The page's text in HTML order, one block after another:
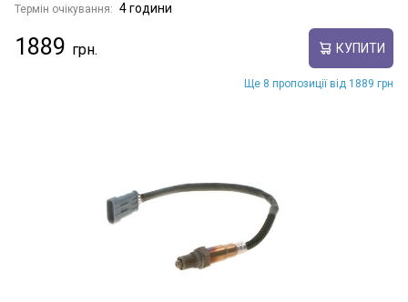
Термін очікування: 4 години
1889 КУПИТИ
Ще 8 пропозиції від 1889 грн